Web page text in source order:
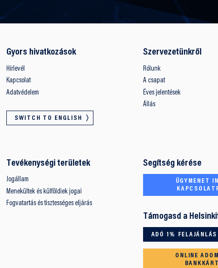
Gyors hivatkozások
Hírlevél
Kapcsolat
Adatvédelem
SWITCH TO ENGLISH
Szervezetünkről
Rólunk
A csapat
Éves jelentések
Állás
Tevékenységi területek
Jogállam
Menekültek és külföldiek jogai
Fogvatartás és tisztességes eljárás
Segítség kérése
ÜGYMENET
Támogasd a
ADÓ 1% FELAJÁNLÁS
ONLINE